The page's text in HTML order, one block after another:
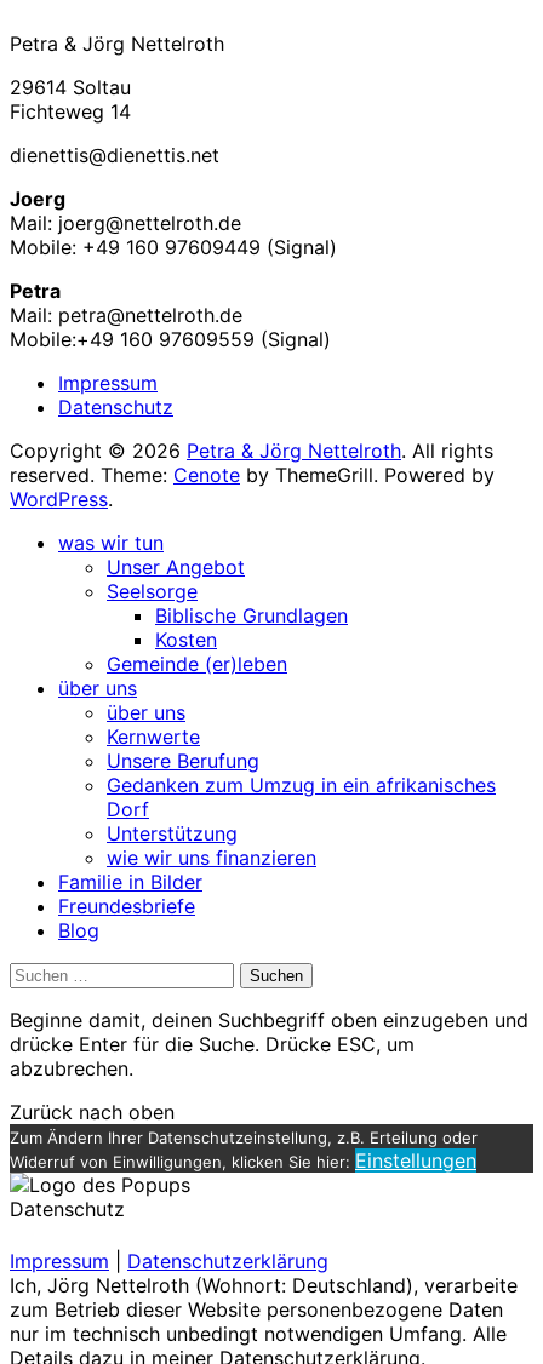
Petra & Jörg Nettelroth
29614 Soltau
Fichteweg 14
dienettis@dienettis.net
Joerg
Mail: joerg@nettelroth.de
Mobile: +49 160 97609449 (Signal)
Petra
Mail: petra@nettelroth.de
Mobile:+49 160 97609559 (Signal)
Impressum
Datenschutz
Copyright © 2026 Petra & Jörg Nettelroth. All rights
reserved. Theme: Cenote by ThemeGrill. Powered by
WordPress.
was wir tun
Unser Angebot
Seelsorge
Biblische Grundlagen
Kosten
Gemeinde (er)leben
über uns
über uns
Kernwerte
Unsere Berufung
Gedanken zum Umzug in ein afrikanisches
Dorf
Unterstützung
wie wir uns finanzieren
Familie in Bilder
Freundesbriefe
Blog
Suchen
nach:
Beginne damit, deinen Suchbegriff oben einzugeben und
drücke Enter für die Suche. Drücke ESC, um
abzubrechen.
Zurück nach oben
Zum Ändern Ihrer Datenschutzeinstellung, z.B. Erteilung oder
Widerruf von Einwilligungen, klicken Sie hier: Einstellungen
Datenschutz
Impressum
Datenschutzerklärung
Ich, Jörg Nettelroth (Wohnort: Deutschland), verarbeite
zum Betrieb dieser Website personenbezogene Daten
nur im technisch unbedingt notwendigen Umfang. Alle
Details dazu in meiner Datenschutzerklärung.